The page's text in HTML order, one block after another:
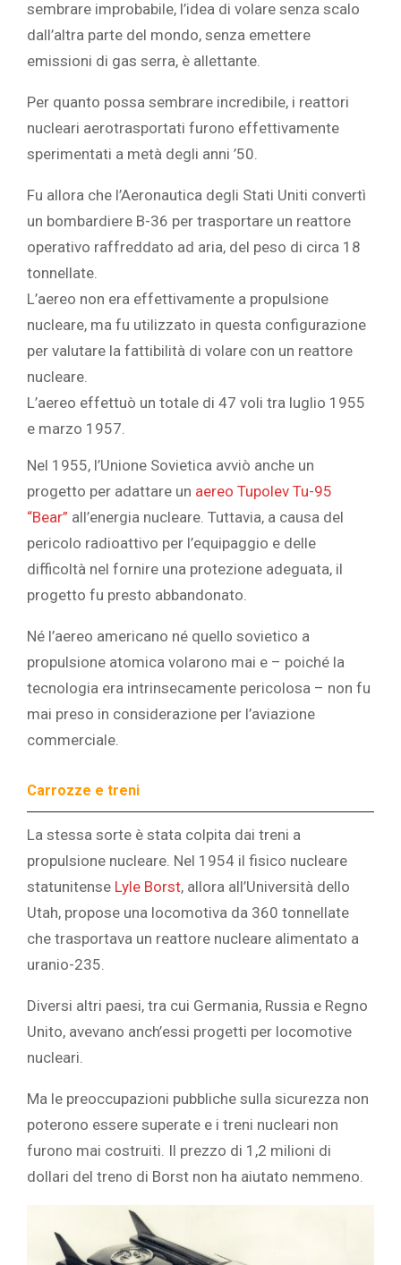
sembrare improbabile, l’idea di volare senza scalo
dall’altra parte del mondo, senza emettere
emissioni di gas serra, è allettante.
Per quanto possa sembrare incredibile, i reattori
nucleari aerotrasportati furono effettivamente
sperimentati a metà degli anni ’50.
Fu allora che l’Aeronautica degli Stati Uniti convertì
un bombardiere B-36 per trasportare un reattore
operativo raffreddato ad aria, del peso di circa 18
tonnellate.
L’aereo non era effettivamente a propulsione
nucleare, ma fu utilizzato in questa configurazione
per valutare la fattibilità di volare con un reattore
nucleare.
L’aereo effettuò un totale di 47 voli tra luglio 1955
e marzo 1957.
Nel 1955, l’Unione Sovietica avviò anche un
progetto per adattare un aereo Tupolev Tu-95
“Bear” all’energia nucleare. Tuttavia, a causa del
pericolo radioattivo per l’equipaggio e delle
difficoltà nel fornire una protezione adeguata, il
progetto fu presto abbandonato.
Né l’aereo americano né quello sovietico a
propulsione atomica volarono mai e – poiché la
tecnologia era intrinsecamente pericolosa – non fu
mai preso in considerazione per l’aviazione
commerciale.
Carrozze e treni
La stessa sorte è stata colpita dai treni a
propulsione nucleare. Nel 1954 il fisico nucleare
statunitense Lyle Borst, allora all’Università dello
Utah, propose una locomotiva da 360 tonnellate
che trasportava un reattore nucleare alimentato a
uranio-235.
Diversi altri paesi, tra cui Germania, Russia e Regno
Unito, avevano anch’essi progetti per locomotive
nucleari.
Ma le preoccupazioni pubbliche sulla sicurezza non
poterono essere superate e i treni nucleari non
furono mai costruiti. Il prezzo di 1,2 milioni di
dollari del treno di Borst non ha aiutato nemmeno.